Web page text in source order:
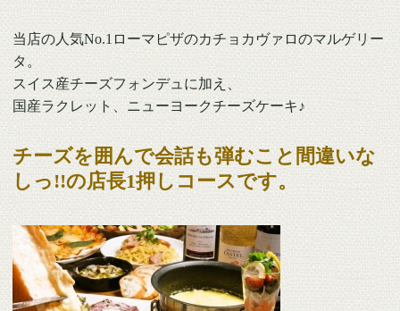
当店の人気No.1ローマピザのカチョカヴァロのマルゲリー
タ。
スイス産チーズフォンデュに加え、
国産ラクレット、ニューヨークチーズケーキ♪
チーズを囲んで会話も弾むこと間違いな
しっ!!の店長1押しコースです。